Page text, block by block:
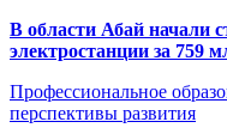
В области Абай начали
электростанции за 759
Профессиональное
перспективы развития